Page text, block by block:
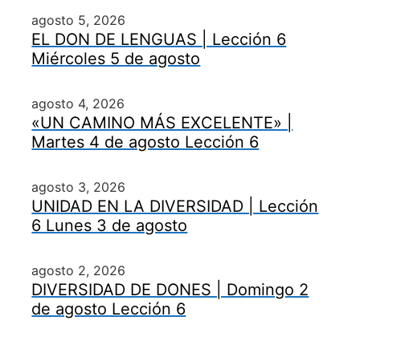
agosto 5, 2026
EL DON DE LENGUAS | Lección 6
Miércoles 5 de agosto
agosto 4, 2026
«UN CAMINO MÁS EXCELENTE» |
Martes 4 de agosto Lección 6
agosto 3, 2026
UNIDAD EN LA DIVERSIDAD | Lección
6 Lunes 3 de agosto
agosto 2, 2026
DIVERSIDAD DE DONES | Domingo 2
de agosto Lección 6